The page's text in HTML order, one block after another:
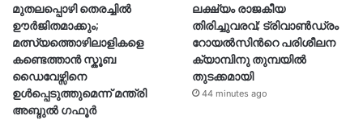
മുതലപ്പൊഴി തെരച്ചിൽ
ഊർജിതമാക്കും;
മത്സ്യത്തൊഴിലാളികളെ
കണ്ടെത്താൻ സ്കൂബ
ഡൈവേഴ്സിനെ
ഉൾപ്പെടുത്തുമെന്ന് മന്ത്രി
അബ്ദുൽ ഗഫൂർ
ലക്ഷ്യം രാജകീയ
തിരിച്ചുവരവ്; ട്രിവാൺഡ്രം
റോയൽസിന്‍റെ പരിശീലന
ക്യാമ്പിനു തുമ്പയില്‍
തുടക്കമായി
44 minutes ago